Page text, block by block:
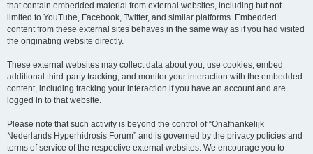
that contain embedded material from external websites, including but not
limited to YouTube, Facebook, Twitter, and similar platforms. Embedded
content from these external sites behaves in the same way as if you had visited
the originating website directly.
These external websites may collect data about you, use cookies, embed
additional third-party tracking, and monitor your interaction with the embedded
content, including tracking your interaction if you have an account and are
logged in to that website.
Please note that such activity is beyond the control of “Onafhankelijk
Nederlands Hyperhidrosis Forum” and is governed by the privacy policies and
terms of service of the respective external websites. We encourage you to